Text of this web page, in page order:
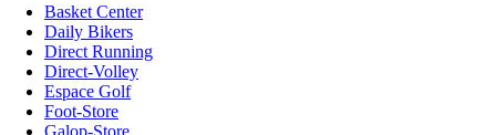
Basket Center
Daily Bikers
Direct Running
Direct-Volley
Espace Golf
Foot-Store
Galop-Store